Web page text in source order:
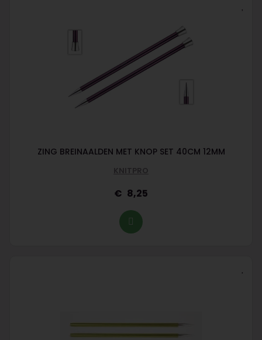
ZING BREINAALDEN MET KNOP SET 40CM 12MM
KNITPRO
8,25